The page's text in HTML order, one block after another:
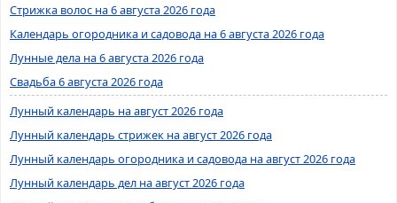
Стрижка волос на 6 августа 2026 года
Календарь огородника и садовода на 6 августа 2026 года
Лунные дела на 6 августа 2026 года
Свадьба 6 августа 2026 года
Лунный календарь на август 2026 года
Лунный календарь стрижек на август 2026 года
Лунный календарь огородника и садовода на август 2026 года
Лунный календарь дел на август 2026 года